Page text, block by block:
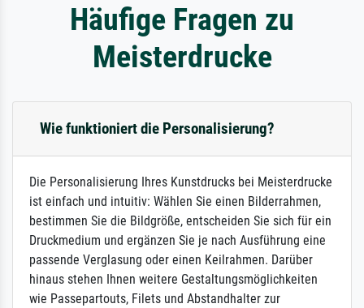
Häufige Fragen zu
Meisterdrucke
Wie funktioniert die Personalisierung?
Die Personalisierung Ihres Kunstdrucks bei Meisterdrucke
ist einfach und intuitiv: Wählen Sie einen Bilderrahmen,
bestimmen Sie die Bildgröße, entscheiden Sie sich für ein
Druckmedium und ergänzen Sie je nach Ausführung eine
passende Verglasung oder einen Keilrahmen. Darüber
hinaus stehen Ihnen weitere Gestaltungsmöglichkeiten
wie Passepartouts, Filets und Abstandhalter zur